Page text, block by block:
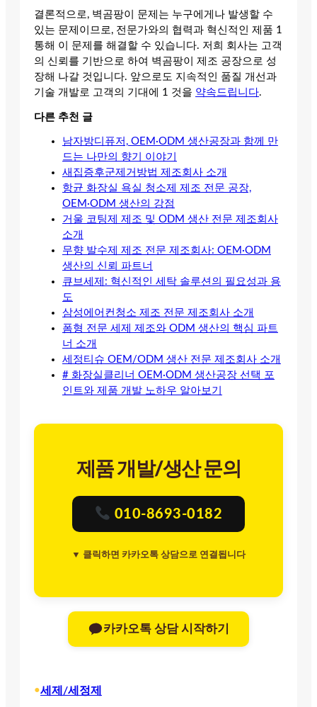
결론적으로, 벽곰팡이 문제는 누구에게나 발생할 수
있는 문제이므로, 전문가와의 협력과 혁신적인 제품 1
통해 이 문제를 해결할 수 있습니다. 저희 회사는 고객
의 신뢰를 기반으로 하여 벽곰팡이 제조 공장으로 성
장해 나갈 것입니다. 앞으로도 지속적인 품질 개선과
기술 개발로 고객의 기대에 1 것을 약속드립니다.
다른 추천 글
남자방디퓨저, OEM·ODM 생산공장과 함께 만
드는 나만의 향기 이야기
새집증후군제거방법 제조회사 소개
항균 화장실 욕실 청소제 제조 전문 공장,
OEM·ODM 생산의 강점
거울 코팅제 제조 및 ODM 생산 전문 제조회사
소개
무향 발수제 제조 전문 제조회사: OEM·ODM
생산의 신뢰 파트너
큐브세제: 혁신적인 세탁 솔루션의 필요성과 용
도
삼성에어컨청소 제조 전문 제조회사 소개
폼형 전문 세제 제조와 ODM 생산의 핵심 파트
너 소개
세정티슈 OEM/ODM 생산 전문 제조회사 소개
# 화장실클리너 OEM·ODM 생산공장 선택 포
인트와 제품 개발 노하우 알아보기
제품 개발/생산 문의
010-8693-0182
▼ 클릭하면 카카오톡 상담으로 연결됩니다
카카오톡 상담 시작하기
•세제/세정제